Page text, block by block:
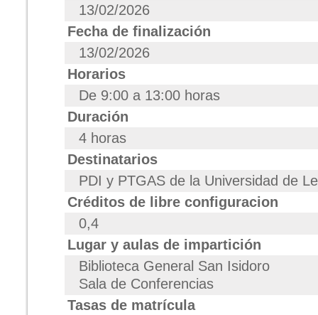
13/02/2026
Fecha de finalización
13/02/2026
Horarios
De 9:00 a 13:00 horas
Duración
4 horas
Destinatarios
PDI y PTGAS de la Universidad de
Créditos de libre configuracion
0,4
Lugar y aulas de impartición
Biblioteca General San Isidoro
Sala de Conferencias
Tasas de matrícula